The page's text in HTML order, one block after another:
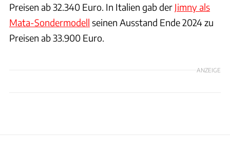
Preisen ab 32.340 Euro. In Italien gab der Jimny als
Mata-Sondermodell seinen Ausstand Ende 2024 zu
Preisen ab 33.900 Euro.
ANZEIGE